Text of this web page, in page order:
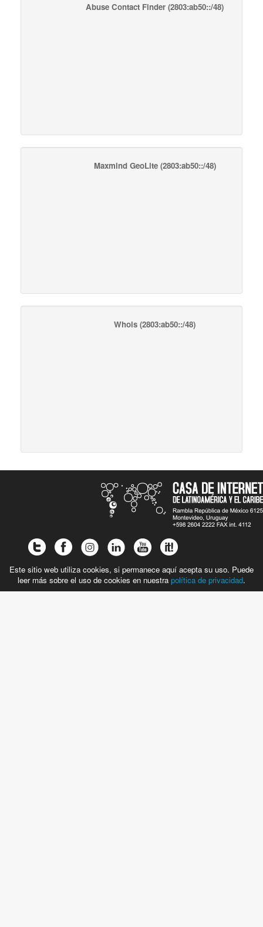
Abuse Contact Finder (2803:ab50::/48)
Maxmind GeoLite(2803:ab50::/48)
Whois (2803:ab50::/48)
Este sitio web utiliza cookies, si permanece aquí acepta su uso. Puede
leer más sobre el uso de cookies en nuestra política de privacidad.